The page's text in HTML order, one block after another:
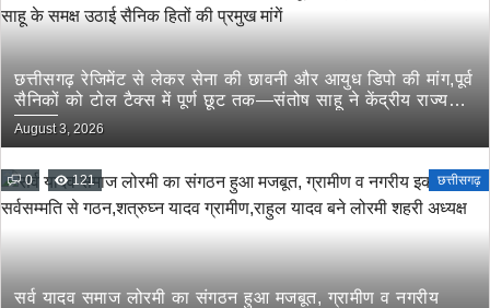
छत्तीसगढ़ रेजिमेंट से लेकर सेना की छावनी और आयुध डिपो की मांग,पूर्व
सैनिकों को टोल टैक्स में पूर्ण छूट तक—संतोष साहू ने केंद्रीय राज्य
मंत्री तोखन साहू के समक्ष उठाई सैनिक हितों की प्रमुख मांगें
August 3, 2026
0 121 छत्तीसगढ़
सर्व यादव समाज लोरमी का संगठन हुआ मजबूत, ग्रामीण व नगरीय